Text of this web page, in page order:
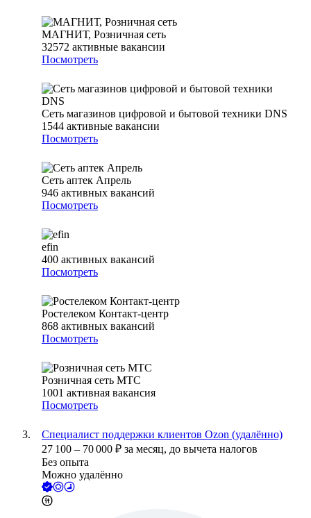
МАГНИТ, Розничная сеть
32572 активные вакансии
Посмотреть
Сеть магазинов цифровой и бытовой техники DNS
1544 активные вакансии
Посмотреть
Сеть аптек Апрель
946 активных вакансий
Посмотреть
efin
400 активных вакансий
Посмотреть
Ростелеком Контакт-центр
868 активных вакансий
Посмотреть
Розничная сеть МТС
1001 активная вакансия
Посмотреть
Специалист поддержки клиентов Ozon (удалённо)
27 100 – 70 000 ₽ за месяц, до вычета налогов
Без опыта
Можно удалённо